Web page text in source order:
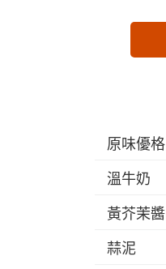
原味優格
溫牛奶
黃芥茉醬
蒜泥